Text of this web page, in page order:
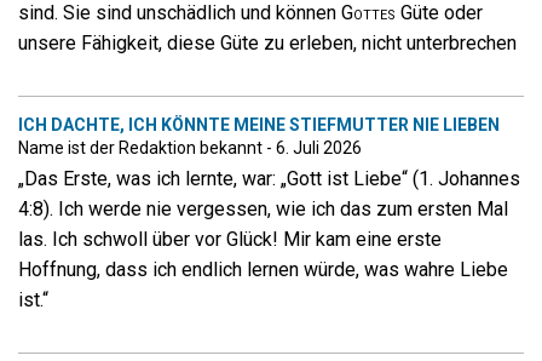
sind. Sie sind unschädlich und können Gottes Güte oder
unsere Fähigkeit, diese Güte zu erleben, nicht unterbrechen
ICH DACHTE, ICH KÖNNTE MEINE STIEFMUTTER NIE LIEBEN
Name ist der Redaktion bekannt - 6. Juli 2026
„Das Erste, was ich lernte, war: „Gott ist Liebe“ (1. Johannes
4:8). Ich werde nie vergessen, wie ich das zum ersten Mal
las. Ich schwoll über vor Glück! Mir kam eine erste
Hoffnung, dass ich endlich lernen würde, was wahre Liebe
ist.“